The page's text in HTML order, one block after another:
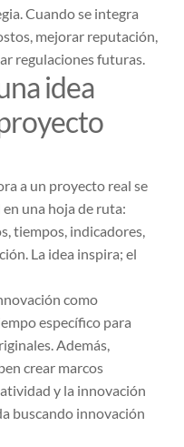
Cuando se integra
mejorar reputación,
regulaciones futuras.
idea
a un proyecto real se
una hoja de ruta:
tiempos, indicadores,
La idea inspira; el
como
específico para
Además,
crear marcos
y la innovación
buscando innovación